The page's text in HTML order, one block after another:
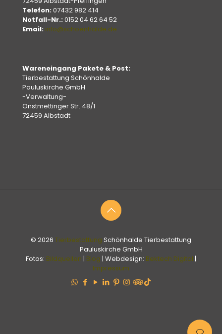
Telefon: 07432 982 414
Notfall-Nr.: 0152 04 62 64 52
Email: info@schoenhalde.de
Wareneingang Pakete & Post:
Tierbestattung Schönhalde
Pauluskirche GmbH
-Verwaltung-
Onstmettinger Str. 48/1
72459 Albstadt
© 2026 Tierbestattung Schönhalde Tierbestattung
Pauluskirche GmbH
Fotos: Bildquellen | Blog | Webdesign: Bektech Digital |
Impressum